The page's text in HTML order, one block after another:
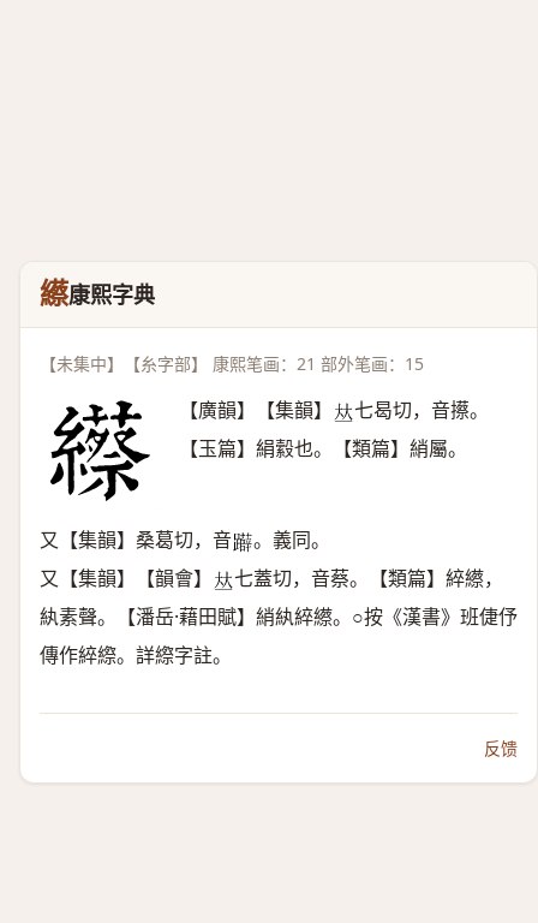
䌨康熙字典
【未集中】【糸字部】 康熙笔画：21 部外笔画：15
【廣韻】【集韻】 𠀤七曷切，音攃。
【玉篇】絹縠也。【類篇】綃屬。
又【集韻】桑葛切，音𨇨 。義同。
又【集韻】【韻會】 𠀤七蓋切，音蔡。【類篇】綷䌨，
紈素聲。【潘岳·藉田賦】綃紈綷䌨。○按《漢書》班倢伃
傳作綷縩。詳縩字註。
反馈